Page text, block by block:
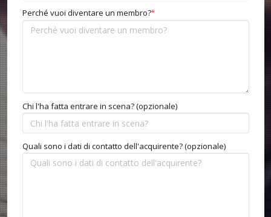
Perché vuoi diventare un membro?*
Chi l'ha fatta entrare in scena? (opzionale)
Quali sono i dati di contatto dell'acquirente? (opzionale)